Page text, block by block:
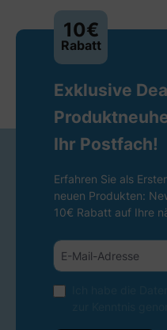
10€
Rabatt
Exklusive
Ihr Postfach!
Erfahren Sie als
neuen Produkten:
10€ Rabatt auf Ihre